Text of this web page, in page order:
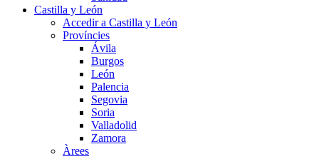
Castilla y León
Accedir a Castilla y León
Províncies
Ávila
Burgos
León
Palencia
Segovia
Soria
Valladolid
Zamora
Àrees